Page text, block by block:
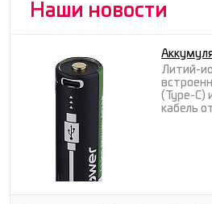
Наши новости
Литий-
(Type-C)
кабель